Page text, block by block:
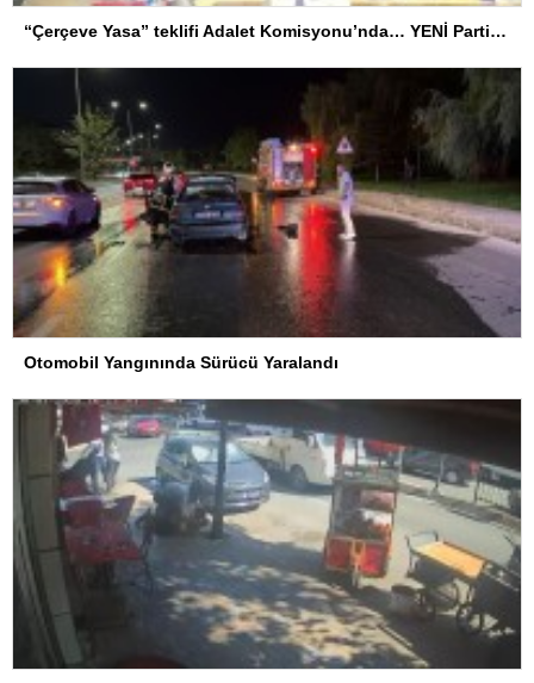
“Çerçeve Yasa” teklifi Adalet Komisyonu’nda… YENİ Partili Tanrıkulu: Bir insana ‘Silahını bırak, ülkene dön, siyasal ve toplumsal hayata katıl’ diyorsanız, o insan kapıdan içeri girdiğinde başına ne geleceğini bilmelidir
Otomobil Yangınında Sürücü Yaralandı